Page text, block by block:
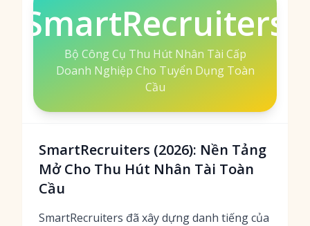
SmartRecruiters
Bộ Công Cụ Thu Hút Nhân Tài Cấp
Doanh Nghiệp Cho Tuyển Dụng Toàn
Cầu
SmartRecruiters (2026): Nền Tảng
Mở Cho Thu Hút Nhân Tài Toàn
Cầu
SmartRecruiters đã xây dựng danh tiếng của